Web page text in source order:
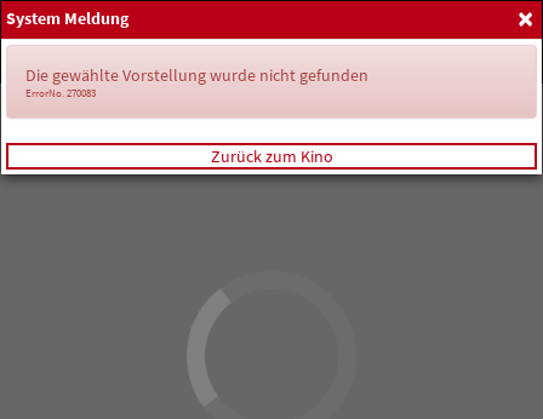
Home
Anmelden
×
System Meldung
Die gewählte Vorstellung wurde nicht gefunden
ErrorNo. 270083
Zurück zum Kino